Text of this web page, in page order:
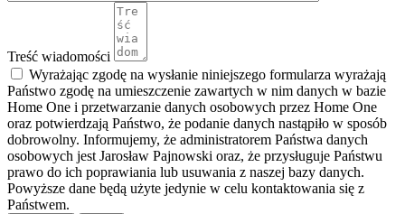
Treść wiadomości
Wyrażając zgodę na wysłanie niniejszego formularza wyrażają
Państwo zgodę na umieszczenie zawartych w nim danych w bazie
Home One i przetwarzanie danych osobowych przez Home One
oraz potwierdzają Państwo, że podanie danych nastąpiło w sposób
dobrowolny. Informujemy, że administratorem Państwa danych
osobowych jest Jarosław Pajnowski oraz, że przysługuje Państwu
prawo do ich poprawiania lub usuwania z naszej bazy danych.
Powyższe dane będą użyte jedynie w celu kontaktowania się z
Państwem.